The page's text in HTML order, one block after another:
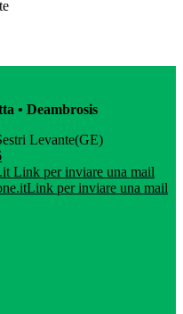
• Deambrosis
Levante(GE)
Link per inviare una mail
Link per inviare una mail